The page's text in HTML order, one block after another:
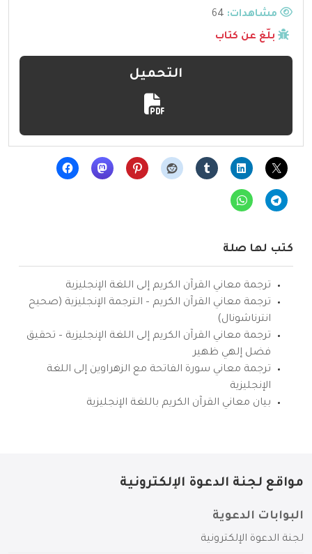
مشاهدات:
بلّغ عن كتاب
التحميل
كتب لها صلة
ترجمة معاني القرآن الكريم إلى اللغة الإنجليزية
ترجمة معاني القرآن الكريم – الترجمة الإنجليزية (صحيح
انترناشونال)
ترجمة معاني القرآن الكريم إلى اللغة الإنجليزية – تحقيق
فضل إلهي ظهير
ترجمة معاني سورة الفاتحة مع الزهراوين إلى اللغة
الإنجليزية
بيان معاني القرآن الكريم باللغة الإنجليزية
مواقع لجنة الدعوة الإلكترونية
البوابات الدعوية
لجنة الدعوة الإلكترونية